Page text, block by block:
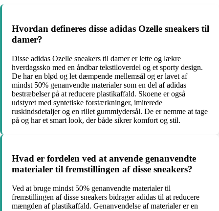
Hvordan defineres disse adidas Ozelle sneakers til
damer?
Disse adidas Ozelle sneakers til damer er lette og lækre
hverdagssko med en åndbar tekstiloverdel og et sporty design.
De har en blød og let dæmpende mellemsål og er lavet af
mindst 50% genanvendte materialer som en del af adidas
bestræbelser på at reducere plastikaffald. Skoene er også
udstyret med syntetiske forstærkninger, imiterede
ruskindsdetaljer og en rillet gummiydersål. De er nemme at tage
på og har et smart look, der både sikrer komfort og stil.
Hvad er fordelen ved at anvende genanvendte
materialer til fremstillingen af disse sneakers?
Ved at bruge mindst 50% genanvendte materialer til
fremstillingen af disse sneakers bidrager adidas til at reducere
mængden af plastikaffald. Genanvendelse af materialer er en